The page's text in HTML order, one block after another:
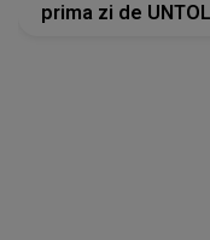
prima zi de